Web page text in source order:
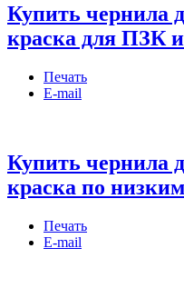
Купить чернила
краска для ПЗК
Печать
E-mail
Купить чернила
краска по
Печать
E-mail